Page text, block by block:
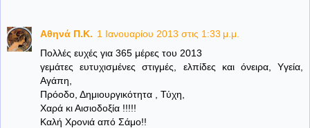
Aθηνά Π.Κ. 1 Ιανουαρίου 2013 στις 1:33 μ.μ.
Πολλές ευχές για 365 μέρες του 2013
γεμάτες ευτυχισμένες στιγμές, ελπίδες και όνειρα, Yγεία,
Αγάπη,
Πρόοδο, Δημιουργικότητα , Τύχη,
Χαρά κι Αισιοδοξία !!!!!
Καλή Χρονιά από Σάμο!!